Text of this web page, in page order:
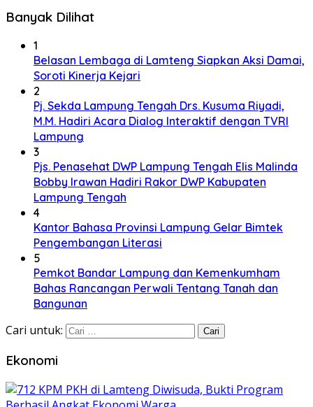
Banyak Dilihat
1
Belasan Lembaga di Lamteng Siapkan Aksi Damai,
Soroti Kinerja Kejari
2
Pj. Sekda Lampung Tengah Drs. Kusuma Riyadi,
M.M. Hadiri Acara Dialog Interaktif dengan TVRI
Lampung
3
Pjs. Penasehat DWP Lampung Tengah Elis Malinda
Bobby Irawan Hadiri Rakor DWP Kabupaten
Lampung Tengah
4
Kantor Bahasa Provinsi Lampung Gelar Bimtek
Pengembangan Literasi
5
Pemkot Bandar Lampung dan Kemenkumham
Bahas Rancangan Perwali Tentang Tanah dan
Bangunan
Cari untuk:
Ekonomi